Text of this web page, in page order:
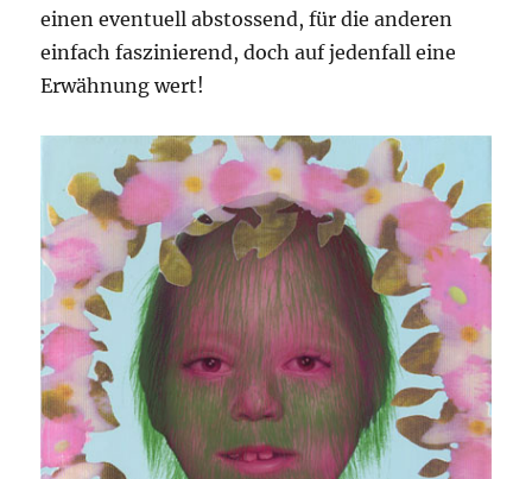
einen eventuell abstossend, für die anderen
einfach faszinierend, doch auf jedenfall eine
Erwähnung wert!